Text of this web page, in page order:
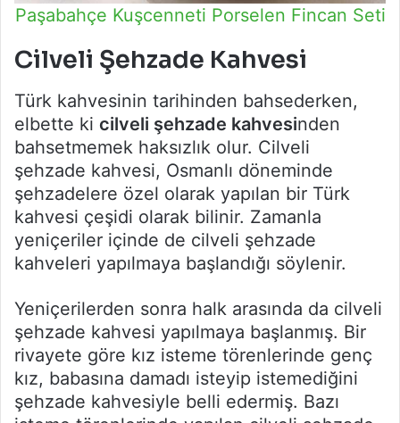
Paşabahçe Kuşcenneti Porselen Fincan Seti
Cilveli Şehzade Kahvesi
Türk kahvesinin tarihinden bahsederken,
elbette ki cilveli şehzade kahvesinden
bahsetmemek haksızlık olur. Cilveli
şehzade kahvesi, Osmanlı döneminde
şehzadelere özel olarak yapılan bir Türk
kahvesi çeşidi olarak bilinir. Zamanla
yeniçeriler içinde de cilveli şehzade
kahveleri yapılmaya başlandığı söylenir.
Yeniçerilerden sonra halk arasında da cilveli
şehzade kahvesi yapılmaya başlanmış. Bir
rivayete göre kız isteme törenlerinde genç
kız, babasına damadı isteyip istemediğini
şehzade kahvesiyle belli edermiş. Bazı